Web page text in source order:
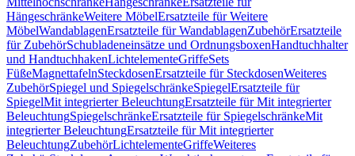
HängeschränkeWeitere MöbelErsatzteile für Weitere
MöbelWandablagenErsatzteile für WandablagenZubehörErsatzteile
für ZubehörSchubladeneinsätze und OrdnungsboxenHandtuchhalter
und HandtuchhakenLichtelementeGriffeSets
FüßeMagnettafelnSteckdosenErsatzteile für SteckdosenWeiteres
ZubehörSpiegel und SpiegelschränkeSpiegelErsatzteile für
SpiegelMit integrierter BeleuchtungErsatzteile für Mit integrierter
BeleuchtungSpiegelschränkeErsatzteile für SpiegelschränkeMit
integrierter BeleuchtungErsatzteile für Mit integrierter
BeleuchtungZubehörLichtelementeGriffeWeiteres